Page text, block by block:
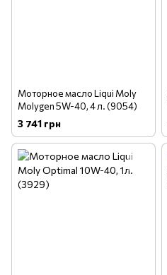
Моторное масло Liqui Moly
Molygen 5W-40, 4 л. (9054)
3 741 грн